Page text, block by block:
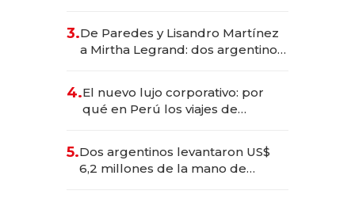
las marcas "fast premium"
3.De Paredes y Lisandro Martínez
a Mirtha Legrand: dos argentinos
4.El nuevo lujo corporativo: por
qué en Perú los viajes de
para convertirse en experiencias
transformadoras
5.Dos argentinos levantaron US$
6,2 millones de la mano de